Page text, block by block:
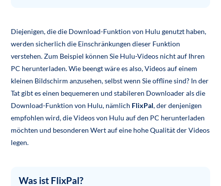
Diejenigen, die die Download-Funktion von Hulu genutzt haben,
werden sicherlich die Einschränkungen dieser Funktion
verstehen. Zum Beispiel können Sie Hulu-Videos nicht auf Ihren
PC herunterladen. Wie beengt wäre es also, Videos auf einem
kleinen Bildschirm anzusehen, selbst wenn Sie offline sind? In der
Tat gibt es einen bequemeren und stabileren Downloader als die
Download-Funktion von Hulu, nämlich FlixPal, der denjenigen
empfohlen wird, die Videos von Hulu auf den PC herunterladen
möchten und besonderen Wert auf eine hohe Qualität der Videos
legen.
Was ist FlixPal?